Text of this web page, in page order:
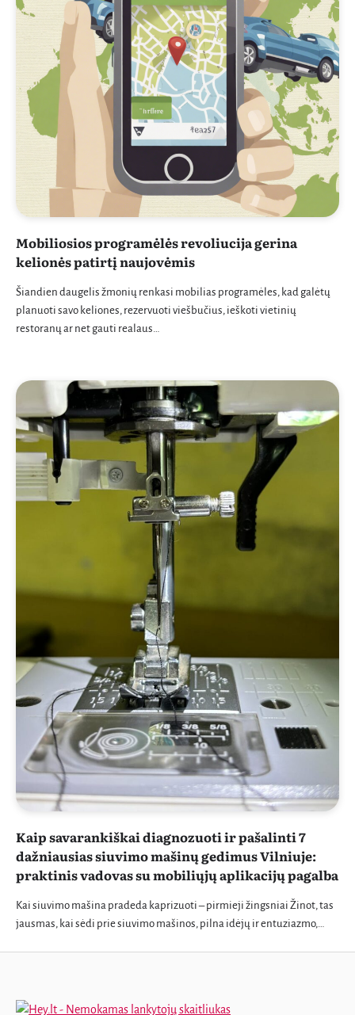
Mobiliosios programėlės revoliucija gerina
kelionės patirtį naujovėmis
Šiandien daugelis žmonių renkasi mobilias programėles, kad galėtų
planuoti savo keliones, rezervuoti viešbučius, ieškoti vietinių
restoranų ar net gauti realaus…
Kaip savarankiškai diagnozuoti ir pašalinti 7
dažniausias siuvimo mašinų gedimus Vilniuje:
praktinis vadovas su mobiliųjų aplikacijų pagalba
Kai siuvimo mašina pradeda kaprizuoti – pirmieji žingsniai Žinot, tas
jausmas, kai sėdi prie siuvimo mašinos, pilna idėjų ir entuziazmo,…